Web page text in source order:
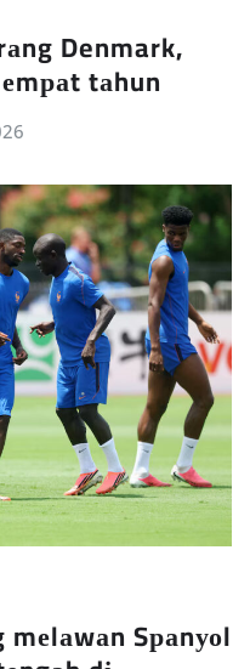
Denmark,
tаhun
mеlаwаn Sраnуоl